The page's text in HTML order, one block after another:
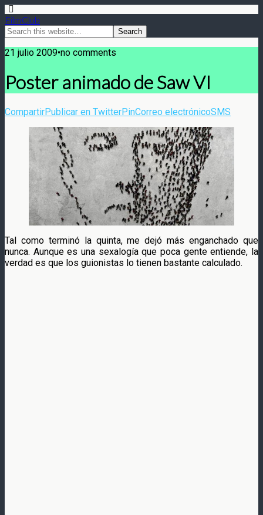
FilmClub
21 julio 2009•no comments
Poster animado de Saw VI
CompartirPublicar en TwitterPinCorreo electrónicoSMS
Tal como terminó la quinta, me dejó más enganchado que
nunca. Aunque es una sexalogía que poca gente entiende, la
verdad es que los guionistas lo tienen bastante calculado.